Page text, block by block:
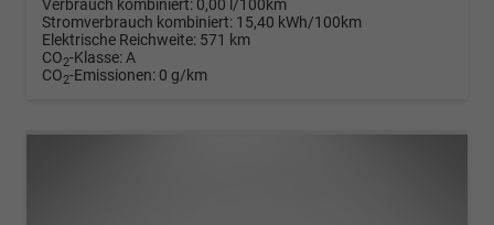
Verbrauch kombiniert: 0,00 l/100km
Stromverbrauch kombiniert: 15,40 kWh/100km
Elektrische Reichweite: 571 km
CO2-Klasse:A
CO2-Emissionen: 0 g/km